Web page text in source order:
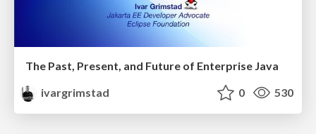
The Past, Present, and Future of Enterprise Java
ivargrimstad
0 530